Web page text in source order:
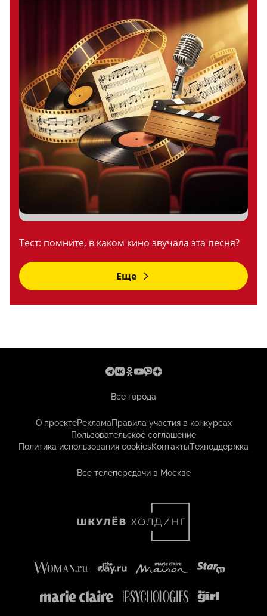
Тест: помните, в каком кино звучала эта песня?
Еще
Все города
О проектеРекламаПравила участия в конкурсах
Пользовательское соглашение
Политика использования cookiesКонтактыТехподдержка
Все телепередачи в Москве